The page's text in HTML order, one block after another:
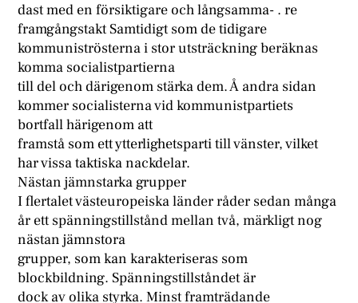
dast med en försiktigare och långsamma- . re
framgångstakt Samtidigt som de tidigare
kommuniströsterna i stor utsträckning beräknas
komma socialistpartierna
till del och därigenom stärka dem. Å andra sidan
kommer socialisterna vid kommunistpartiets
bortfall härigenom att
framstå som ett ytterlighetsparti till vänster, vilket
har vissa taktiska nackdelar.
Nästan jämnstarka grupper
I flertalet västeuropeiska länder råder sedan många
år ett spänningstillstånd mellan två, märkligt nog
nästan jämnstora
grupper, som kan karakteriseras som
blockbildning. Spänningstillståndet är
dock av olika styrka. Minst framträdande